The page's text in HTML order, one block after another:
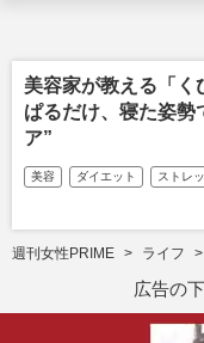
美容家が教える「く
ぱるだけ、寝た姿勢
ア”
美容 ダイエット ストレ
週刊女性PRIME ライフ
広告の